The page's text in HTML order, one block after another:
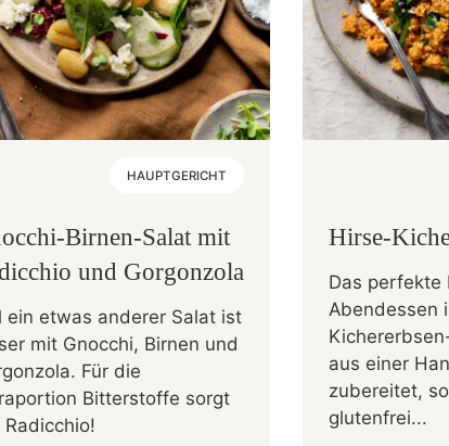
HAUPTGERICHT
Birnen-Salat mit
und Gorgonzola
ein etwas anderer Salat ist
mit Gnocchi, Birnen und
Für die
Bitterstoffe sorgt
Radicchio!
Hirse-
Das
Abendessen
aus einer
zubereitet,
glutenfrei...